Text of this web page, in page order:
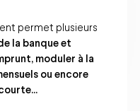
permet plusieurs
la banque et
moduler à la
ou encore